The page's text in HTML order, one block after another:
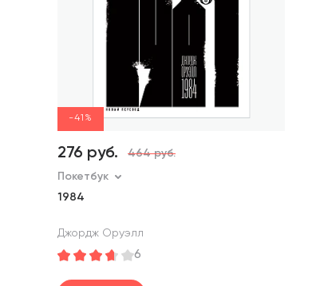
-41%
276 руб. 464 руб.
Покетбук
1984
Джордж Оруэлл
6